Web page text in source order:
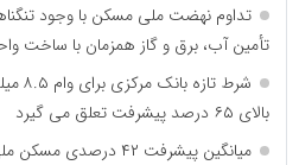
تداوم نهضت ملی مسکن با وجود
تأمین آب، برق و گاز همزمان با ساخت
شرط
بالای ۶۵ درصد پیشرفت تعلق می گیرد
میانگین پیشرفت ۴۲